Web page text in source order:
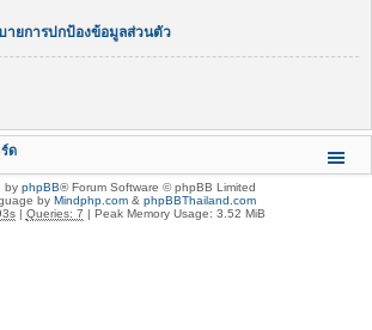
ายการปกป้องข้อมูลส่วนตัว
ด
by phpBB® Forum Software © phpBB Limited
by Mindphp.com& phpBBThailand.com
| Queries: 7 | Peak Memory Usage: 3.52 MiB